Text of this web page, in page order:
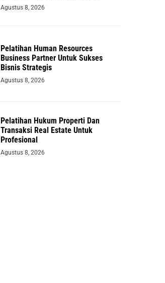
Agustus 8, 2026
Pelatihan Human Resources
Business Partner Untuk Sukses
Bisnis Strategis
Agustus 8, 2026
Pelatihan Hukum Properti Dan
Transaksi Real Estate Untuk
Profesional
Agustus 8, 2026